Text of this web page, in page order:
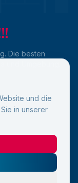
Die besten
und die
in unserer